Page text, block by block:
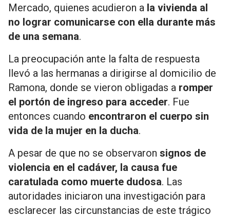
Mercado, quienes acudieron a la vivienda al
no lograr comunicarse con ella durante más
de una semana.
La preocupación ante la falta de respuesta
llevó a las hermanas a dirigirse al domicilio de
Ramona, donde se vieron obligadas a romper
el portón de ingreso para acceder. Fue
entonces cuando encontraron el cuerpo sin
vida de la mujer en la ducha.
A pesar de que no se observaron signos de
violencia en el cadáver, la causa fue
caratulada como muerte dudosa. Las
autoridades iniciaron una investigación para
esclarecer las circunstancias de este trágico